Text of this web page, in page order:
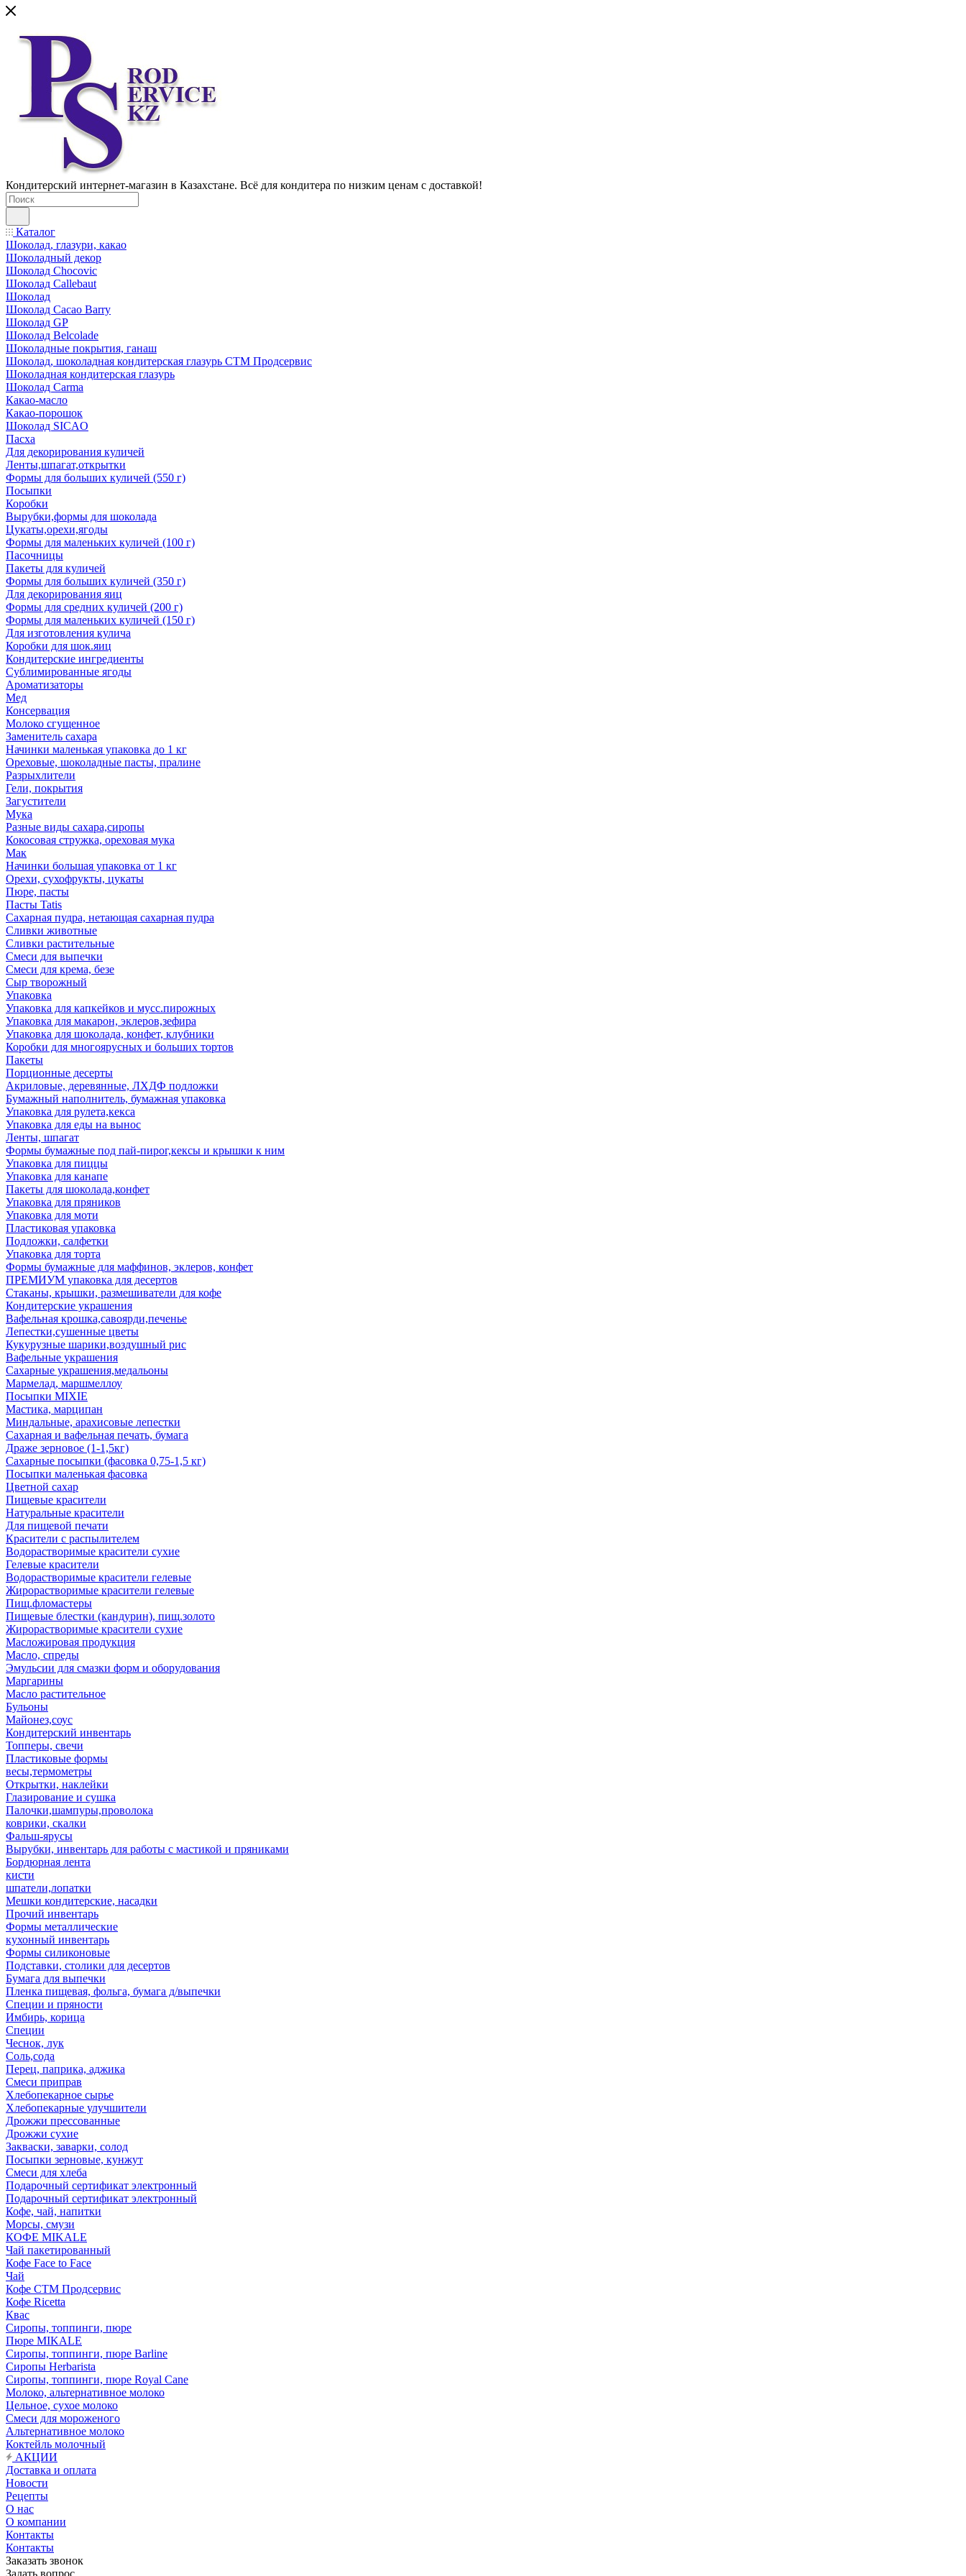
Кондитерский интернет-магазин в Казахстане. Всё для кондитера по низким ценам с доставкой!
Каталог
Шоколад, глазури, какао
Шоколадный декор
Шоколад Chocovic
Шоколад Callebaut
Шоколад
Шоколад Cacao Barry
Шоколад GP
Шоколад Belcolade
Шоколадные покрытия, ганаш
Шоколад, шоколадная кондитерская глазурь СТМ Продсервис
Шоколадная кондитерская глазурь
Шоколад Carma
Какао-масло
Какао-порошок
Шоколад SICAO
Пасха
Для декорирования куличей
Ленты,шпагат,открытки
Формы для больших куличей (550 г)
Посыпки
Коробки
Вырубки,формы для шоколада
Цукаты,орехи,ягоды
Формы для маленьких куличей (100 г)
Пасочницы
Пакеты для куличей
Формы для больших куличей (350 г)
Для декорирования яиц
Формы для средних куличей (200 г)
Формы для маленьких куличей (150 г)
Для изготовления кулича
Коробки для шок.яиц
Кондитерские ингредиенты
Сублимированные ягоды
Ароматизаторы
Мед
Консервация
Молоко сгущенное
Заменитель сахара
Начинки маленькая упаковка до 1 кг
Ореховые, шоколадные пасты, пралине
Разрыхлители
Гели, покрытия
Загустители
Мука
Разные виды сахара,сиропы
Кокосовая стружка, ореховая мука
Мак
Начинки большая упаковка от 1 кг
Орехи, сухофрукты, цукаты
Пюре, пасты
Пасты Tatis
Сахарная пудра, нетающая сахарная пудра
Сливки животные
Сливки растительные
Смеси для выпечки
Смеси для крема, безе
Сыр творожный
Упаковка
Упаковка для капкейков и мусс.пирожных
Упаковка для макарон, эклеров,зефира
Упаковка для шоколада, конфет, клубники
Коробки для многоярусных и больших тортов
Пакеты
Порционные десерты
Акриловые, деревянные, ЛХДФ подложки
Бумажный наполнитель, бумажная упаковка
Упаковка для рулета,кекса
Упаковка для еды на вынос
Ленты, шпагат
Формы бумажные под пай-пирог,кексы и крышки к ним
Упаковка для пиццы
Упаковка для канапе
Пакеты для шоколада,конфет
Упаковка для пряников
Упаковка для моти
Пластиковая упаковка
Подложки, салфетки
Упаковка для торта
Формы бумажные для маффинов, эклеров, конфет
ПРЕМИУМ упаковка для десертов
Стаканы, крышки, размешиватели для кофе
Кондитерские украшения
Вафельная крошка,савоярди,печенье
Лепестки,сушенные цветы
Кукурузные шарики,воздушный рис
Вафельные украшения
Сахарные украшения,медальоны
Мармелад, маршмеллоу
Посыпки MIXIE
Мастика, марципан
Миндальные, арахисовые лепестки
Сахарная и вафельная печать, бумага
Драже зерновое (1-1,5кг)
Сахарные посыпки (фасовка 0,75-1,5 кг)
Посыпки маленькая фасовка
Цветной сахар
Пищевые красители
Натуральные красители
Для пищевой печати
Красители с распылителем
Водорастворимые красители сухие
Гелевые красители
Водорастворимые красители гелевые
Жирорастворимые красители гелевые
Пищ.фломастеры
Пищевые блестки (кандурин), пищ.золото
Жирорастворимые красители сухие
Масложировая продукция
Масло, спреды
Эмульсии для смазки форм и оборудования
Маргарины
Масло растительное
Бульоны
Майонез,соус
Кондитерский инвентарь
Топперы, свечи
Пластиковые формы
весы,термометры
Открытки, наклейки
Глазирование и сушка
Палочки,шампуры,проволока
коврики, скалки
Фальш-ярусы
Вырубки, инвентарь для работы с мастикой и пряниками
Бордюрная лента
кисти
шпатели,лопатки
Мешки кондитерские, насадки
Прочий инвентарь
Формы металлические
кухонный инвентарь
Формы силиконовые
Подставки, столики для десертов
Бумага для выпечки
Пленка пищевая, фольга, бумага д/выпечки
Специи и пряности
Имбирь, корица
Специи
Чеснок, лук
Соль,сода
Перец, паприка, аджика
Смеси приправ
Хлебопекарное сырье
Хлебопекарные улучшители
Дрожжи прессованные
Дрожжи сухие
Закваски, заварки, солод
Посыпки зерновые, кунжут
Смеси для хлеба
Подарочный сертификат электронный
Подарочный сертификат электронный
Кофе, чай, напитки
Морсы, смузи
КОФЕ MIKALE
Чай пакетированный
Кофе Face to Face
Чай
Кофе СТМ Продсервис
Кофе Ricetta
Квас
Сиропы, топпинги, пюре
Пюре MIKALE
Сиропы, топпинги, пюре Barline
Сиропы Herbarista
Сиропы, топпинги, пюре Royal Cane
Молоко, альтернативное молоко
Цельное, сухое молоко
Смеси для мороженого
Альтернативное молоко
Коктейль молочный
АКЦИИ
Доставка и оплата
Новости
Рецепты
О нас
О компании
Контакты
Контакты
Заказать звонок
Задать вопрос